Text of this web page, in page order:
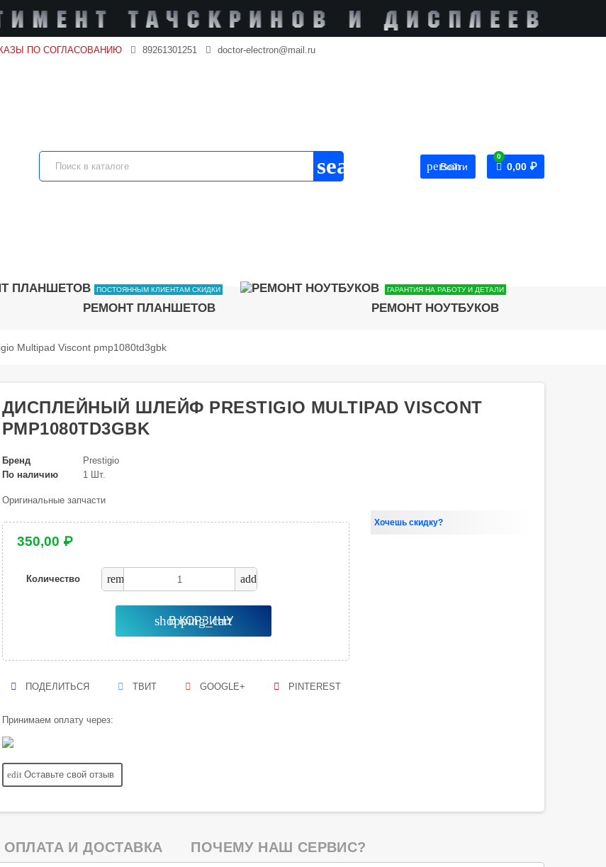
ПО СОГЛАСОВАНИЮ 89261301251 doctor-electron@mail.ru
search person
Войти
0
0,00 ₽
РЕМОНТ ПЛАНШЕТОВ
ПОСТОЯННЫМ КЛИЕНТАМ СКИДКИ
РЕМОНТ НОУТБУКОВ
ГАРАНТИЯ НА РАБОТУ И ДЕТАЛИ
Multipad Viscont pmp1080td3gbk
ДИСПЛЕЙНЫЙ ШЛЕЙФ PRESTIGIO MULTIPAD VISCONT
PMP1080TD3GBK
Бренд
Prestigio
По наличию
1 Шт.
Оригинальные запчасти
350,00 ₽
Количество remove add
shopping_cart
В КОРЗИНУ
ПОДЕЛИТЬСЯ ТВИТ GOOGLE+ PINTEREST
Принимаем оплату через:
edit Оставьте свой отзыв
Хочешь скидку?
ОПЛАТА И ДОСТАВКА ПОЧЕМУ НАШ СЕРВИС?